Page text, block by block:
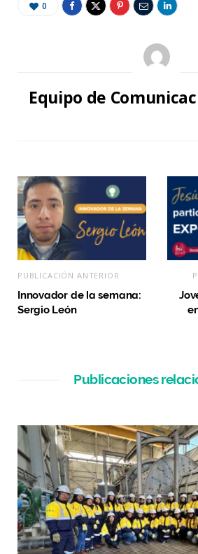
0
Equipo de
PUBLICACIÓN ANTERIOR
Innovador de la semana:
Sergio León
Publicaciones